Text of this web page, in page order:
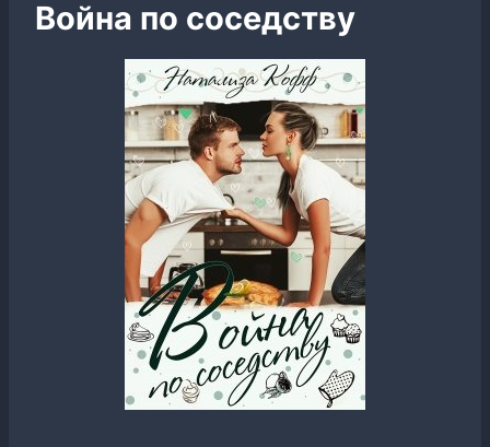
Война по соседству